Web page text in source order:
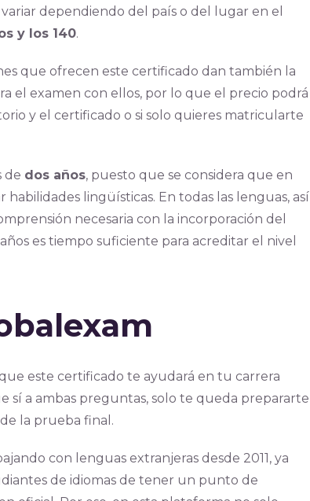
dependiendo del país o del lugar en el
y los 140.
que ofrecen este certificado dan también la
el examen con ellos, por lo que el precio podrá
y el certificado o si solo quieres matricularte
de dos años, puesto que se considera que en
lingüísticas. En todas las lenguas, así
necesaria con la incorporación del
es tiempo suficiente para acreditar el nivel
este certificado te ayudará en tu carrera
sí a ambas preguntas, solo te queda prepararte
la prueba final.
con lenguas extranjeras desde 2011, ya
de idiomas de tener un punto de